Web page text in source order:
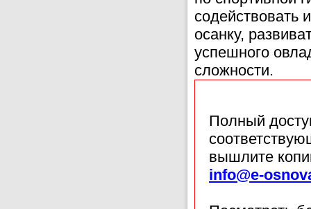
содействовать
осанку,
успешного
сложности.
Полный
вышлите
info@e-